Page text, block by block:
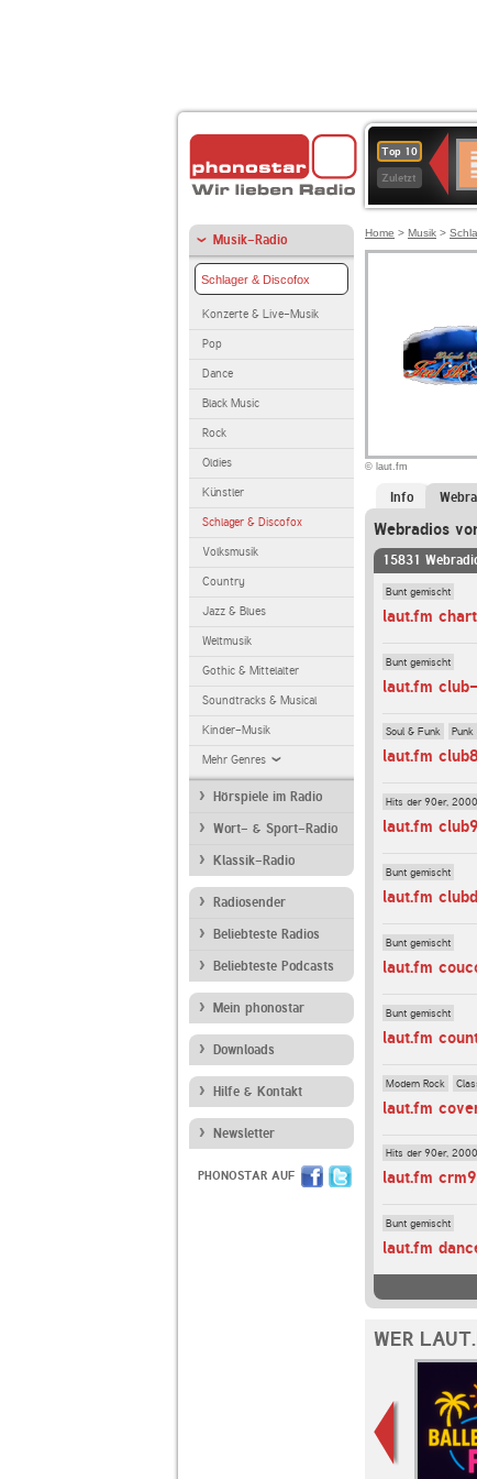
Top 10
Zuletzt
Musik-Radio
Schlager & Discofox
Konzerte & Live-Musik
Pop
Dance
Black Music
Rock
Oldies
Künstler
Schlager & Discofox
Volksmusik
Country
Jazz & Blues
Weltmusik
Gothic & Mittelalter
Soundtracks & Musical
Kinder-Musik
Mehr Genres
Hörspiele im Radio
Wort- & Sport-Radio
Klassik-Radio
Radiosender
Beliebteste Radios
Beliebteste Podcasts
Mein phonostar
Downloads
Hilfe & Kontakt
Newsletter
PHONOSTAR AUF
Home > Musik >
© laut.fm
Info
Webradios
15831
Bunt gemischt
laut.fm
Bunt gemischt
laut.fm
Soul & Funk Punk
laut.fm
Hits der 90er,
laut.fm
Bunt gemischt
laut.fm
Bunt gemischt
laut.fm
Bunt gemischt
laut.fm
Modern Rock
laut.fm
Hits der 90er,
laut.fm
Bunt gemischt
laut.fm
WER